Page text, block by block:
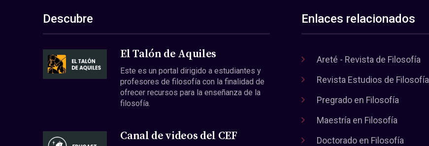
Descubre
El Talón de Aquiles
Este es un portal dirigido a estudiantes y
profesores de filosofía con la finalidad de
ofrecer recursos para la enseñanza de la
filosofía.
Canal de videos del CEF
Enlaces relacionados
Areté - Revista de Filosofía
Revista Estudios de Filosofía
Pregrado en Filosofía
Maestría en Filosofía
Doctorado en Filosofía